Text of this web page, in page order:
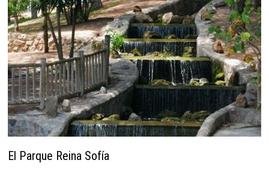
El Parque Reina Sofía